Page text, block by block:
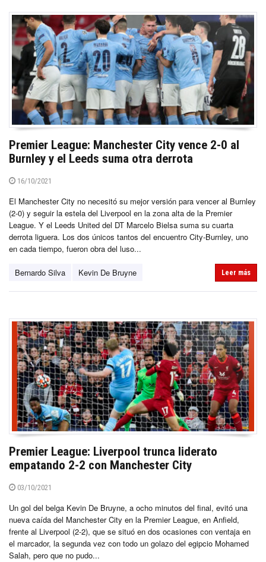
Premier League: Manchester City vence 2-0 al
Burnley y el Leeds suma otra derrota
16/10/2021
El Manchester City no necesitó su mejor versión para vencer al Burnley
(2-0) y seguir la estela del Liverpool en la zona alta de la Premier
League. Y el Leeds United del DT Marcelo Bielsa suma su cuarta
derrota liguera. Los dos únicos tantos del encuentro City-Burnley, uno
en cada tiempo, fueron obra del luso...
Bernardo Silva Kevin De Bruyne Leer más
Premier League: Liverpool trunca liderato
empatando 2-2 con Manchester City
03/10/2021
Un gol del belga Kevin De Bruyne, a ocho minutos del final, evitó una
nueva caída del Manchester City en la Premier League, en Anfield,
frente al Liverpool (2-2), que se situó en dos ocasiones con ventaja en
el marcador, la segunda vez con todo un golazo del egipcio Mohamed
Salah, pero que no pudo...